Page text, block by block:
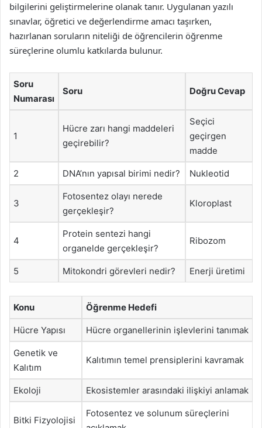
bilgilerini geliştirmelerine olanak tanır. Uygulanan yazılı
sınavlar, öğretici ve değerlendirme amacı taşırken,
hazırlanan soruların niteliği de öğrencilerin öğrenme
süreçlerine olumlu katkılarda bulunur.
Soru
Numarası
Soru Doğru Cevap
1
Hücre zarı hangi maddeleri
geçirebilir?
Seçici
geçirgen
madde
2 DNA’nın yapısal birimi nedir? Nukleotid
3
Fotosentez olayı nerede
gerçekleşir?
Kloroplast
4
Protein sentezi hangi
organelde gerçekleşir?
Ribozom
5 Mitokondri görevleri nedir? Enerji üretimi
Konu Öğrenme Hedefi
Hücre Yapısı Hücre organellerinin işlevlerini tanımak
Genetik ve
Kalıtım
Kalıtımın temel prensiplerini kavramak
Ekoloji Ekosistemler arasındaki ilişkiyi anlamak
Bitki Fizyolojisi
Fotosentez ve solunum süreçlerini